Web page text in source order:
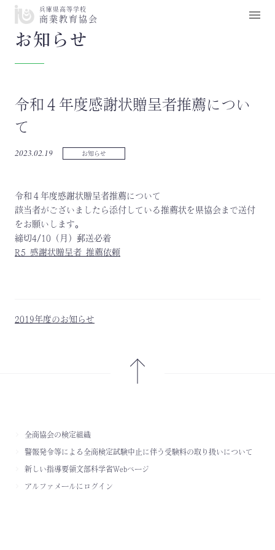
兵庫県高等学校
商業教育協会
お知らせ
令和４年度感謝状贈呈者推薦につい
て
2023.02.19 お知らせ
令和４年度感謝状贈呈者推薦について
該当者がございましたら添付している推薦状を県協会まで送付
をお願いします。
締切4/10（月）郵送必着
R5_感謝状贈呈者_推薦依頼
2019年度のお知らせ
全商協会の検定組織
警報発令等による全商検定試験中止に伴う受験料の取り扱いについて
新しい指導要領文部科学省Webページ
アルファメールにログイン